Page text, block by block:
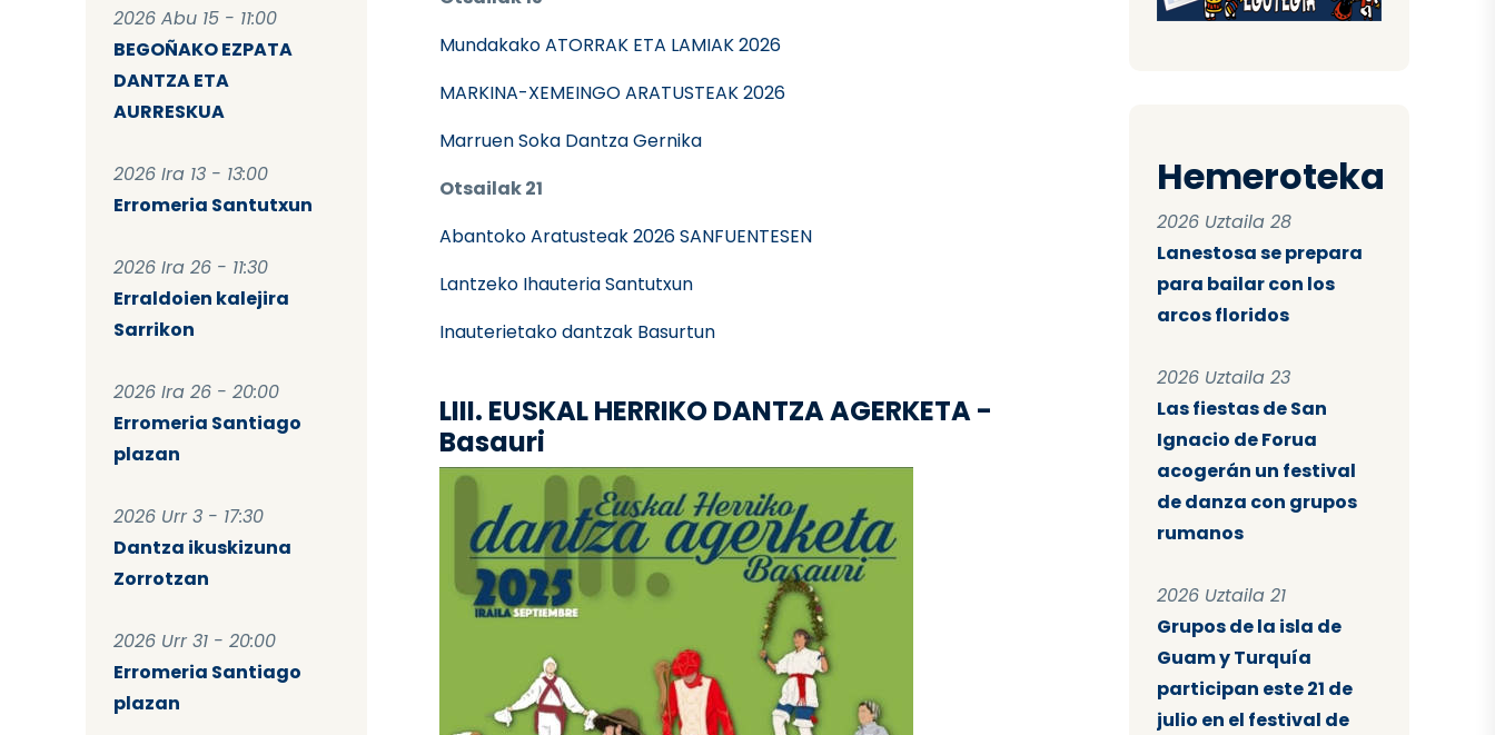
2026 Abu 15 - 11:00
BEGOÑAKO EZPATA
DANTZA ETA
AURRESKUA
2026 Ira 13 - 13:00
Erromeria Santutxun
2026 Ira 26 - 11:30
Erraldoien kalejira
Sarrikon
2026 Ira 26 - 20:00
Erromeria Santiago
plazan
2026 Urr 3 - 17:30
Dantza ikuskizuna
Zorrotzan
2026 Urr 31 - 20:00
Erromeria Santiago
plazan
Mundakako ATORRAK ETA LAMIAK 2026
MARKINA-XEMEINGO ARATUSTEAK 2026
Marruen Soka Dantza Gernika
Otsailak 21
Abantoko Aratusteak 2026 SANFUENTESEN
Lantzeko Ihauteria Santutxun
Inauterietako dantzak Basurtun
LIII. EUSKAL HERRIKO DANTZA AGERKETA -
Basauri
Hemeroteka
2026 Uztaila 28
Lanestosa se prepara
para bailar con los
arcos floridos
2026 Uztaila 23
Las fiestas de San
Ignacio de Forua
acogerán un festival
de danza con grupos
rumanos
2026 Uztaila 21
Grupos de la isla de
Guam y Turquía
participan este 21 de
julio en el festival de